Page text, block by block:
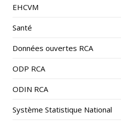
EHCVM
Santé
Données ouvertes RCA
ODP RCA
ODIN RCA
Système Statistique National